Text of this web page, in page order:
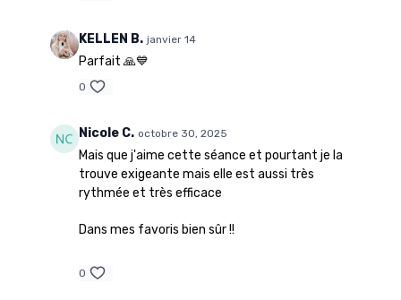
KELLEN B. janvier 14
Parfait 🙏💙
0
Nicole C. octobre 30, 2025
Mais que j'aime cette séance et pourtant je la
trouve exigeante mais elle est aussi très
rythmée et très efficace
Dans mes favoris bien sûr !!
0